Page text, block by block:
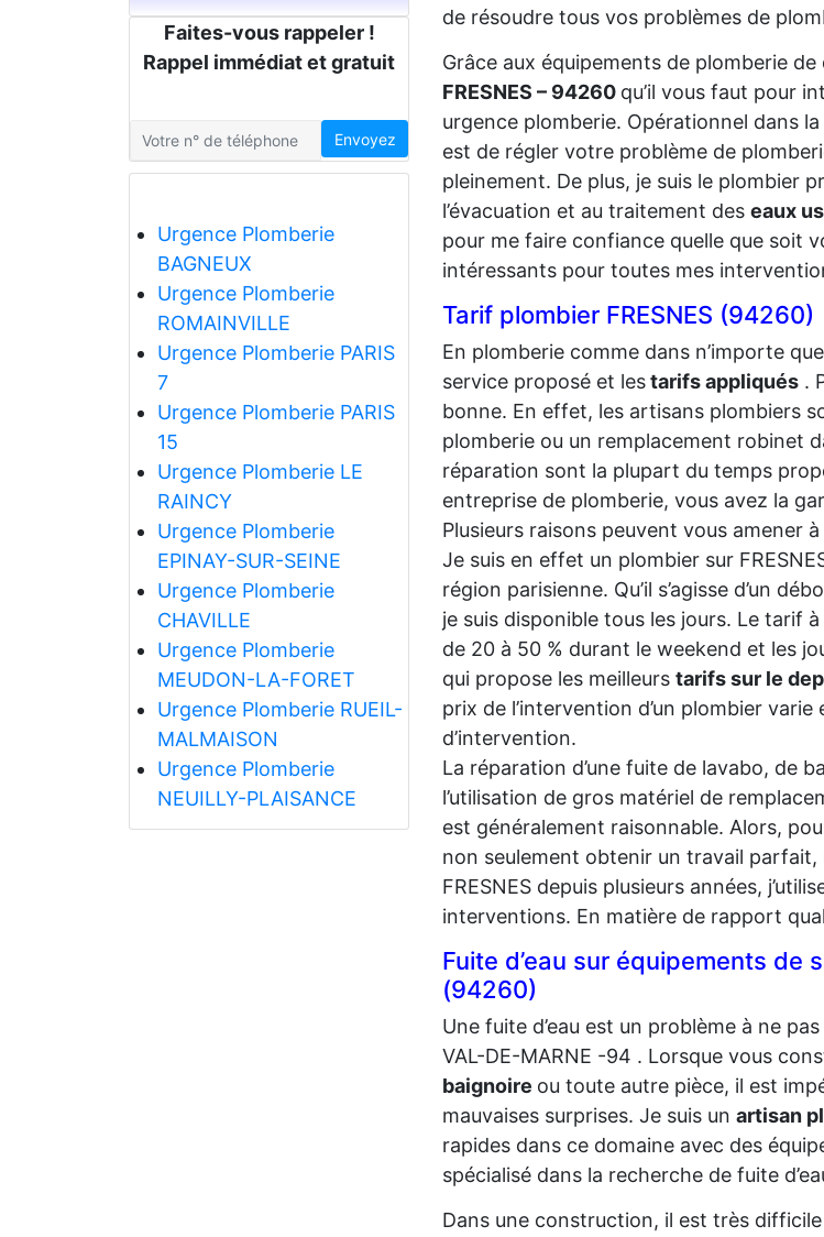
Faites-vous rappeler !
Rappel immédiat et gratuit
Envoyez
Urgence Plomberie
BAGNEUX
Urgence Plomberie
ROMAINVILLE
Urgence Plomberie PARIS
7
Urgence Plomberie PARIS
15
Urgence Plomberie LE
RAINCY
Urgence Plomberie
EPINAY-SUR-SEINE
Urgence Plomberie
CHAVILLE
Urgence Plomberie
MEUDON-LA-FORET
Urgence Plomberie RUEIL-
MALMAISON
Urgence Plomberie
NEUILLY-PLAISANCE
de résoudre tous vos problèmes de
Grâce aux équipements de plomberie
FRESNES – 94260 qu’il vous faut pour
urgence plomberie. Opérationnel dans
est de régler votre problème de
pleinement. De plus, je suis le plombier
l’évacuation et au traitement des eaux
pour me faire confiance quelle que soit
intéressants pour toutes mes
Tarif plombier FRESNES (94260)
En plomberie comme dans n’importe
service proposé et lestarifs appliqués .
bonne. En effet, les artisans plombiers
plomberie ou un remplacement robinet
réparation sont la plupart du temps
entreprise de plomberie, vous avez la
Plusieurs raisons peuvent vous amener
Je suis en effet un plombier sur
région parisienne. Qu’il s’agisse d’un
je suis disponible tous les jours. Le tarif
de 20 à 50 % durant le weekend et les
qui propose les meilleurs tarifs sur le
prix de l’intervention d’un plombier
d’intervention.
La réparation d’une fuite de lavabo, de
l’utilisation de gros matériel de
est généralement raisonnable. Alors,
non seulement obtenir un travail parfait,
FRESNES depuis plusieurs années,
interventions. En matière de rapport
Fuite d’eau sur équipements de
(94260)
Une fuite d’eau est un problème à ne
VAL-DE-MARNE -94 . Lorsque vous
baignoire ou toute autre pièce, il est
mauvaises surprises. Je suis un artisan
rapides dans ce domaine avec des
spécialisé dans la recherche de fuite
Dans une construction, il est très difficile